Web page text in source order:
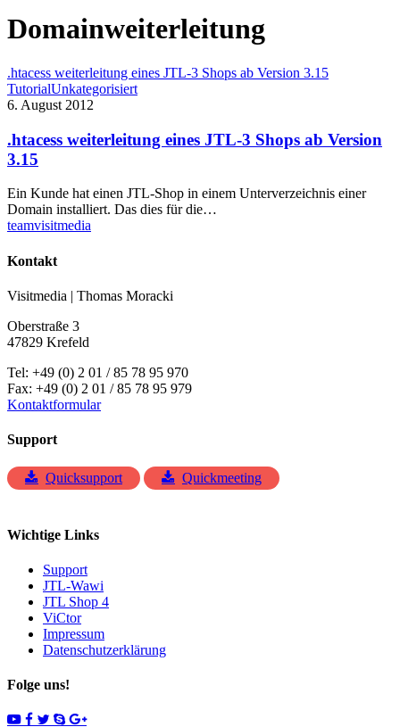
Domainweiterleitung
.htacess weiterleitung eines JTL-3 Shops ab Version 3.15
TutorialUnkategorisiert
6. August 2012
.htacess weiterleitung eines JTL-3 Shops ab Version
3.15
Ein Kunde hat einen JTL-Shop in einem Unterverzeichnis einer
Domain installiert. Das dies für die…
teamvisitmedia
Kontakt
Visitmedia | Thomas Moracki
Oberstraße 3
47829 Krefeld
Tel: +49 (0) 2 01 / 85 78 95 970
Fax: +49 (0) 2 01 / 85 78 95 979
Kontaktformular
Support
Quicksupport Quickmeeting
Wichtige Links
Support
JTL-Wawi
JTL Shop 4
ViCtor
Impressum
Datenschutzerklärung
Folge uns!